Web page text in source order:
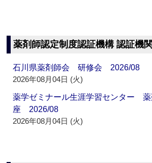
薬剤師認定制度認証機構 認証機
石川県薬剤師会 研修会 2026/08
2026年08月04日 (火)
薬学ゼミナール生涯学習センター 薬
座 2026/08
2026年08月04日 (火)